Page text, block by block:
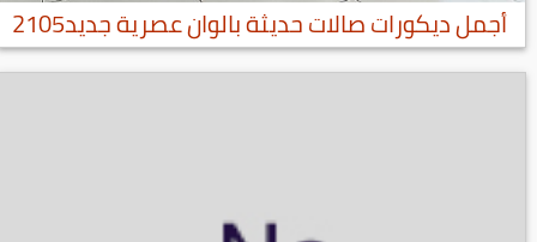
أجمل ديكورات صالات حديثة بالوان عصرية جديد2105